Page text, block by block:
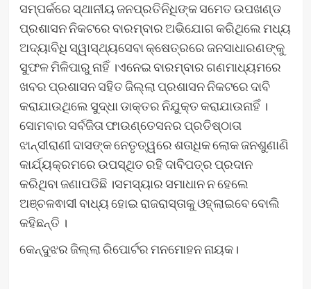
ସମ୍ପର୍କରେ ସ୍ଥାନୀୟ ଜନପ୍ରତିନିଧିଙ୍କ ସମେତ ଉପଖଣ୍ଡ
ପ୍ରଶାସନ ନିକଟରେ ବାରମ୍ବାର ଅଭିଯୋଗ କରିଥିଲେ ମଧ୍ୟ
ଅଦ୍ୟାବିଧି ସ୍ୱାସ୍ଥ୍ୟସେବା କ୍ଷେତ୍ରରେ ଜନସାଧାରଣଙ୍କୁ
ସୁଫଳ ମିଳିପାରୁ ନାହିଁ ।ଏନେଇ ବାରମ୍ବାର ଗଣମାଧ୍ୟମରେ
ଖବର ପ୍ରଶାସନ ସହିତ ଜିଲ୍ଲା ପ୍ରଶାସନ ନିକଟରେ ଦାବି
କରାଯାଉଥିଲେ ସୁଦ୍ଧା ଡାକ୍ତର ନିଯୁକ୍ତ କରାଯାଉନାହିଁ ।
ସୋମବାର ସର୍ବଜିତା ଫାଉଣ୍ତେସନର ପ୍ରତିଷ୍ଠାତା
ଝାନ୍ସୀରାଣୀ ଦାସଙ୍କ ନେତୃତ୍ୱରେ ଶତାଧିକ ଲୋକ ଜନଶୁଣାଣି
କାର୍ଯ୍ୟକ୍ରମରେ ଉପସ୍ଥିତ ରହି ଦାବିପତ୍ର ପ୍ରଦାନ
କରିଥିବା ଜଣାପଡିଛି ।ସମସ୍ୟାର ସମାଧାନ ନ ହେଲେ
ଅଞ୍ଚଳଵାସୀ ବାଧ୍ୟ ହୋଇ ରାଜରାସ୍ତାକୁ ଓହ୍ଲାଇବେ ବୋଲି
କହିଛନ୍ତି ।
କେନ୍ଦୁଝର ଜିଲ୍ଲା ରିପୋର୍ଟର ମନମୋହନ ନାୟକ।